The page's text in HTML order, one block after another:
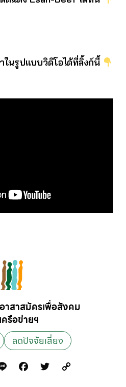
ในรูปแบบวิดิโอได้ที่ลิ้งก์นี้
าสาสมัครเพื่อสังคม
ครือข่ายฯ
ลดปัจจัยเสี่ยง
Line Facebook
Twitter